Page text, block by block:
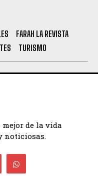
FARAH LA REVISTA
TURISMO
de la vida
noticiosas.